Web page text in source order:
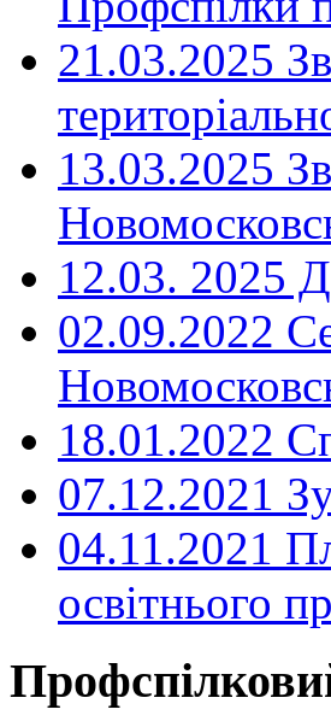
21.03.2025
13.03.2025
12.03. 2025
02.09.2022
18.01.2022
07.12.2021
04.11.2021
освітнього